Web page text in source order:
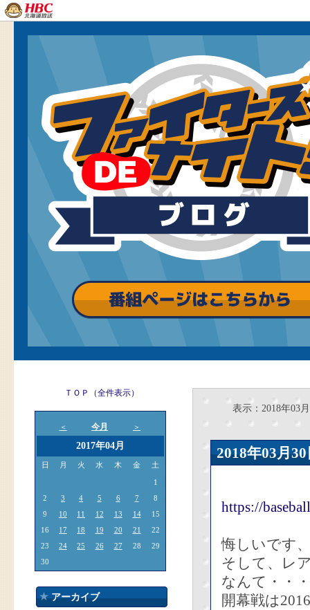
ＴＯＰ（全件表示）
＜ 今月 ＞
2017年04月
日 月 火 水 木 金 土
1
2
3 4 5 6 7
8
9
10 11 12 13 14
15
16
17 18 19 20 21
22
23
24 25 26 27 28
29
30
アーカイブ
表示：2018年03月
2018年03
https://
悔しいです
そして、レ
なんて・・
開幕戦は